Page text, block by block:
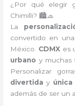
¿Por qué elegir
Chimilli? 🏙️🧢
La
convertido en una
México. CDMX es
urbano y muchas
Personalizar
divertida y única
además de ser un